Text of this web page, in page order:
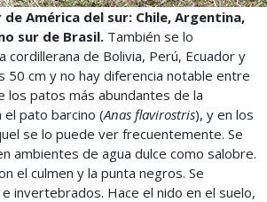
América del sur: Chile, Argentina,
sur de Brasil. También se lo
cordillerana de Bolivia, Perú, Ecuador y
50 cm y no hay diferencia notable entre
los patos más abundantes de la
el pato barcino (Anas flavirostris), y en los
se lo puede ver frecuentemente. Se
ambientes de agua dulce como salobre.
el culmen y la punta negros. Se
invertebrados. Hace el nido en el suelo,